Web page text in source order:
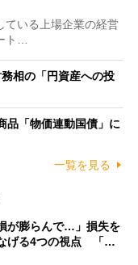
いる上場企業の経営
ト…
相の「円資産への投
品「物価連動国債」に
一覧を見る
が膨らんで…」損失を
げる4つの視点 「…